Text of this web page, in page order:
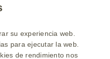
su experiencia web.
para ejecutar la web.
de rendimiento nos